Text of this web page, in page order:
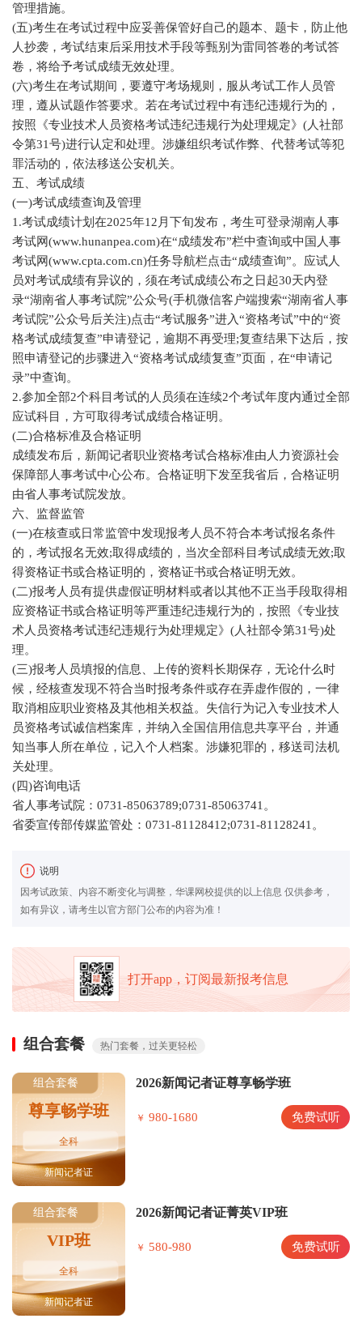
管理措施。
(五)考生在考试过程中应妥善保管好自己的题本、题卡，防止他
人抄袭，考试结束后采用技术手段等甄别为雷同答卷的考试答
卷，将给予考试成绩无效处理。
(六)考生在考试期间，要遵守考场规则，服从考试工作人员管
理，遵从试题作答要求。若在考试过程中有违纪违规行为的，
按照《专业技术人员资格考试违纪违规行为处理规定》(人社部
令第31号)进行认定和处理。涉嫌组织考试作弊、代替考试等犯
罪活动的，依法移送公安机关。
五、考试成绩
(一)考试成绩查询及管理
1.考试成绩计划在2025年12月下旬发布，考生可登录湖南人事
考试网(www.hunanpea.com)在“成绩发布”栏中查询或中国人事
考试网(www.cpta.com.cn)任务导航栏点击“成绩查询”。应试人
员对考试成绩有异议的，须在考试成绩公布之日起30天内登
录“湖南省人事考试院”公众号(手机微信客户端搜索“湖南省人事
考试院”公众号后关注)点击“考试服务”进入“资格考试”中的“资
格考试成绩复查”申请登记，逾期不再受理;复查结果下达后，按
照申请登记的步骤进入“资格考试成绩复查”页面，在“申请记
录”中查询。
2.参加全部2个科目考试的人员须在连续2个考试年度内通过全部
应试科目，方可取得考试成绩合格证明。
(二)合格标准及合格证明
成绩发布后，新闻记者职业资格考试合格标准由人力资源社会
保障部人事考试中心公布。合格证明下发至我省后，合格证明
由省人事考试院发放。
六、监督监管
(一)在核查或日常监管中发现报考人员不符合本考试报名条件
的，考试报名无效;取得成绩的，当次全部科目考试成绩无效;取
得资格证书或合格证明的，资格证书或合格证明无效。
(二)报考人员有提供虚假证明材料或者以其他不正当手段取得相
应资格证书或合格证明等严重违纪违规行为的，按照《专业技
术人员资格考试违纪违规行为处理规定》(人社部令第31号)处
理。
(三)报考人员填报的信息、上传的资料长期保存，无论什么时
候，经核查发现不符合当时报考条件或存在弄虚作假的，一律
取消相应职业资格及其他相关权益。失信行为记入专业技术人
员资格考试诚信档案库，并纳入全国信用信息共享平台，并通
知当事人所在单位，记入个人档案。涉嫌犯罪的，移送司法机
关处理。
(四)咨询电话
省人事考试院：0731-85063789;0731-85063741。
省委宣传部传媒监管处：0731-81128412;0731-81128241。
说明
因考试政策、内容不断变化与调整，华课网校提供的以上信息 仅供参考，
如有异议，请考生以官方部门公布的内容为准！
打开app，订阅最新报考信息
组合套餐 热门套餐，过关更轻松
组合套餐
尊享畅学班
全科
新闻记者证
2026新闻记者证尊享畅学班
￥ 980-1680 免费试听
组合套餐
VIP班
全科
新闻记者证
2026新闻记者证菁英VIP班
￥ 580-980 免费试听